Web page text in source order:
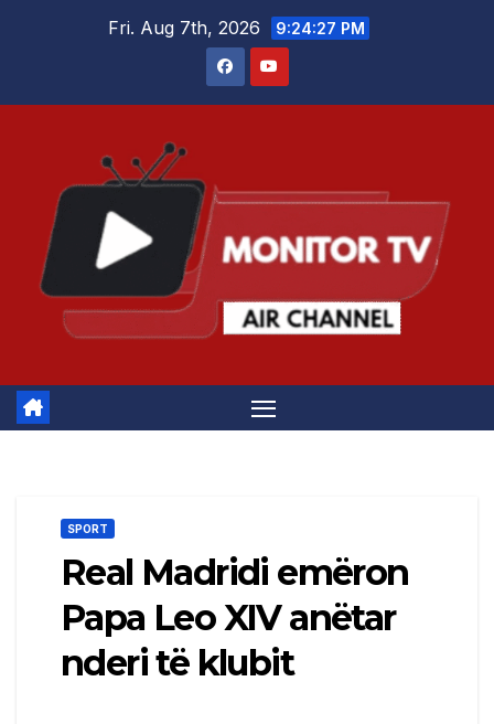
Fri. Aug 7th, 2026 9:24:28 PM
SPORT
Real Madridi emëron
Papa Leo XIV anëtar
nderi të klubit